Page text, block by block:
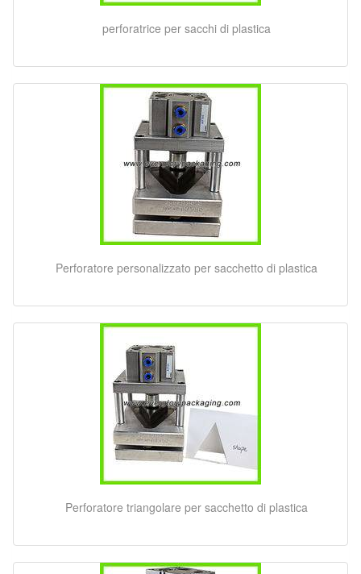
perforatrice per sacchi di plastica
Perforatore personalizzato per sacchetto di plastica
Perforatore triangolare per sacchetto di plastica